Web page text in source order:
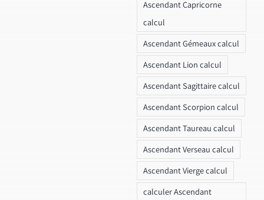
Ascendant Capricorne
calcul
Ascendant Gémeaux calcul
Ascendant Lion calcul
Ascendant Sagittaire calcul
Ascendant Scorpion calcul
Ascendant Taureau calcul
Ascendant Verseau calcul
Ascendant Vierge calcul
calculer Ascendant